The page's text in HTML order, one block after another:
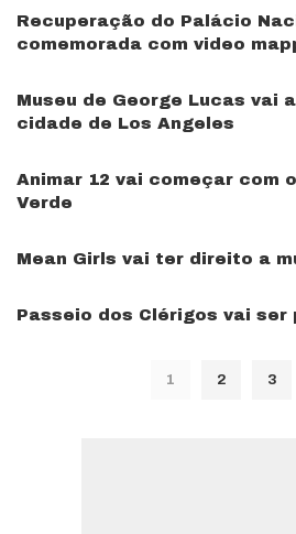
Recuperação do Palácio
comemorada com video
Museu de George Lucas vai
cidade de Los Angeles
Animar 12 vai começar com
Verde
Mean Girls vai ter direito a
Passeio dos Clérigos vai ser
1 2 3